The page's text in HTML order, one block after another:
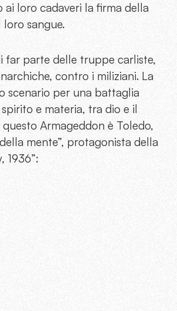
ai loro cadaveri la firma della
sangue.
far parte delle truppe carliste,
contro i miliziani. La
scenario per una battaglia
e materia, tra dio e il
Armageddon è Toledo,
mente”, protagonista della
1936”: